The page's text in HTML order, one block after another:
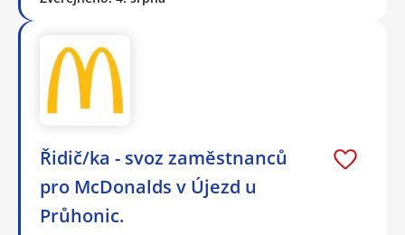
Řidič/ka - svoz zaměstnanců
pro McDonalds v Újezd u
Průhonic.